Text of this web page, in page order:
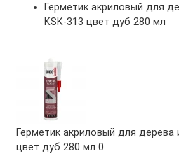
Герметик акриловый для
KSK-313 цвет дуб 280 мл
Герметик акриловый для дерева
цвет дуб 280 мл 0